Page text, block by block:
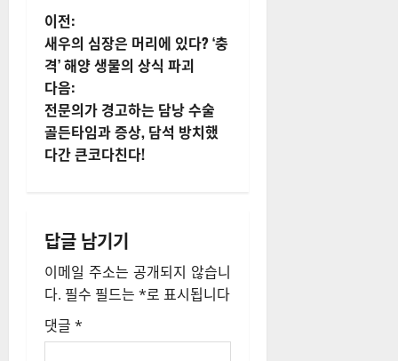
게
시
물
내
이
션
이전:
새우의 심장은 머리에 있다? ‘충
격’ 해양 생물의 상식 파괴
다음:
전문의가 경고하는 담낭 수술
골든타임과 증상, 담석 방치했
다간 큰코다친다!
답글 남기기
이메일 주소는 공개되지 않습니
다. 필수 필드는 *로 표시됩니다
댓글 *